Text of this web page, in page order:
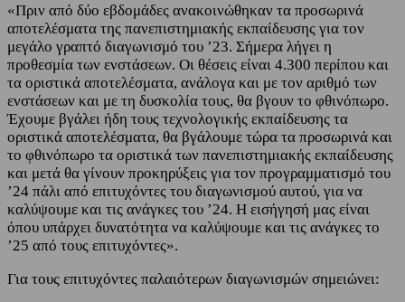
«Πριν από δύο εβδομάδες ανακοινώθηκαν τα προσωρινά
αποτελέσματα της πανεπιστημιακής εκπαίδευσης για τον
μεγάλο γραπτό διαγωνισμό του ’23. Σήμερα λήγει η
προθεσμία των ενστάσεων. Οι θέσεις είναι 4.300 περίπου και
τα οριστικά αποτελέσματα, ανάλογα και με τον αριθμό των
ενστάσεων και με τη δυσκολία τους, θα βγουν το φθινόπωρο.
Έχουμε βγάλει ήδη τους τεχνολογικής εκπαίδευσης τα
οριστικά αποτελέσματα, θα βγάλουμε τώρα τα προσωρινά και
το φθινόπωρο τα οριστικά των πανεπιστημιακής εκπαίδευσης
και μετά θα γίνουν προκηρύξεις για τον προγραμματισμό του
’24 πάλι από επιτυχόντες του διαγωνισμού αυτού, για να
καλύψουμε και τις ανάγκες του ’24. Η εισήγησή μας είναι
όπου υπάρχει δυνατότητα να καλύψουμε και τις ανάγκες το
’25 από τους επιτυχόντες».
Για τους επιτυχόντες παλαιότερων διαγωνισμών σημειώνει: